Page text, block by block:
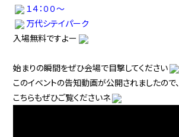
１４：００〜
万代シテイパーク
入場無料ですよー
始まりの瞬間をぜひ会場で目撃してください
このイベントの告知動画が公開されましたので、
こちらもぜひご覧くださいネ